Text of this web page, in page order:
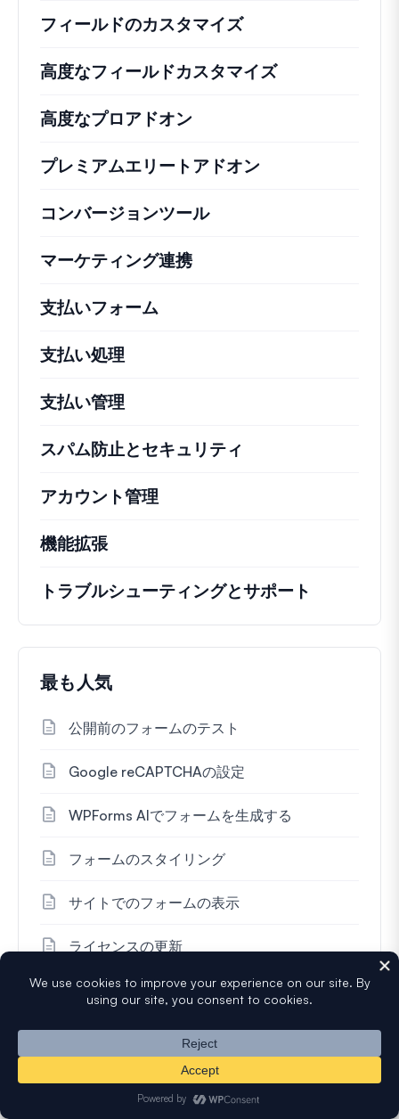
フィールドのカスタマイズ
高度なフィールドカスタマイズ
高度なプロアドオン
プレミアムエリートアドオン
コンバージョンツール
マーケティング連携
支払いフォーム
支払い処理
支払い管理
スパム防止とセキュリティ
アカウント管理
機能拡張
トラブルシューティングとサポート
最も人気
公開前のフォームのテスト
Google reCAPTCHAの設定
WPForms AIでフォームを生成する
フォームのスタイリング
サイトでのフォームの表示
ライセンスの更新
Stripe支払い用の条件付きロジックの設定
60,000人以上の読者と一緒に、無料の
ヒントやリソースをメールで受け取り